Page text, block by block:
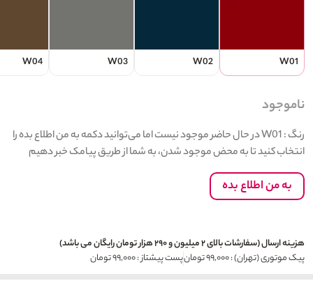
W01
W02
W03
W04
ناموجود
رنگ : W01 در حال حاضر موجود نیست اما می‌توانید دکمه به من اطلاع بده را
انتخاب کنید تا به محض موجود شدن، به شما از طریق پیامک خبر دهیم
به من اطلاع بده
هزینه ارسال (سفارشات بالای ۲ میلیون و ۲۹۰ هزار تومان رایگان می باشد)
پیک موتوری (تهران) : ۹۹,۰۰۰ تومان
پست پیشتاز : ۹۹,۰۰۰ تومان